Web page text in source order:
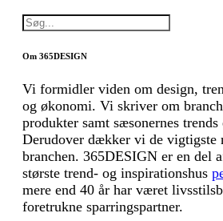
Om 365DESIGN
Vi formidler viden om design,
og økonomi. Vi skriver om
produkter samt sæsonernes trends
Derudover dækker vi de vigtigste
branchen. 365DESIGN er en del
største trend- og inspirationshus
mere end 40 år har været
foretrukne sparringspartner.